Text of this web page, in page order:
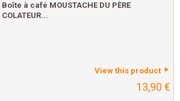
Boîte à café MOUSTACHE DU PÈRE
COLATEUR...
View this product
13,90 €